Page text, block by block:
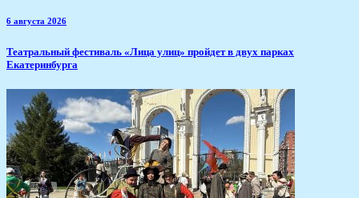
6 августа 2026
​Театральный фестиваль «Лица улиц» пройдет в двух парках
Екатеринбурга